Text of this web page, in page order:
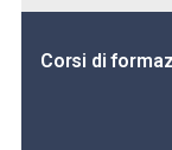
Corsi di